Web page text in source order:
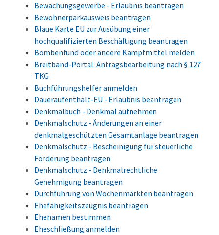
Bewachungsgewerbe - Erlaubnis beantragen
Bewohnerparkausweis beantragen
Blaue Karte EU zur Ausübung einer
hochqualifizierten Beschäftigung beantragen
Bombenfund oder andere Kampfmittel melden
Breitband-Portal: Antragsbearbeitung nach § 127
TKG
Buchführungshelfer anmelden
Daueraufenthalt-EU - Erlaubnis beantragen
Denkmalbuch - Denkmal aufnehmen
Denkmalschutz - Änderungen an einer
denkmalgeschützten Gesamtanlage beantragen
Denkmalschutz - Bescheinigung für steuerliche
Förderung beantragen
Denkmalschutz - Denkmalrechtliche
Genehmigung beantragen
Durchführung von Wochenmärkten beantragen
Ehefähigkeitszeugnis beantragen
Ehenamen bestimmen
Eheschließung anmelden